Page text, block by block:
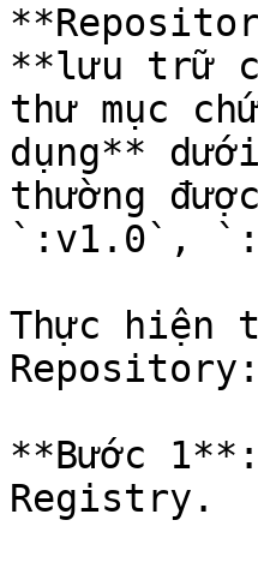
**lưu trữ
thư mục
dụng**
thường
`:v1.0`,
Thực hiện
Repository:
**Bước
Registry.